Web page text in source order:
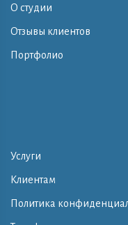
О студии
Отзывы клиентов
Портфолио
Услуги
Клиентам
Политика